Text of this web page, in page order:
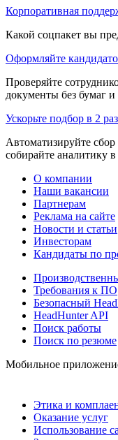
Корпоративная
Какой соцпакет вы
Оформляйте
Проверяйте
документы без бумаг
Ускорьте подбор в 2
Автоматизируйте сбор
собирайте аналитику
О компании
Наши вакансии
Партнерам
Реклама на сайте
Новости и статьи
Инвесторам
Кандидаты по
Требования к ПО
Безопасный
HeadHunter API
Поиск работы
Поиск по резюме
Мобильное
Этика и
Оказание услуг
Использование